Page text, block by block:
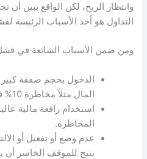
وانتظار الربح، لكن الواقع يبين أن
التداول هو أحد الأسباب الرئيسة
ومن ضمن الأسباب الشائعة في
الدخول بحجم صفقة
المال مثلاً مخاطرة 10% في صفقة واحدة هي فخ كبير.
استخدام رافعة مالية
المخاطرة.
عدم وضع أو تفعيل أو
يتيح للموقف الخاسر أن